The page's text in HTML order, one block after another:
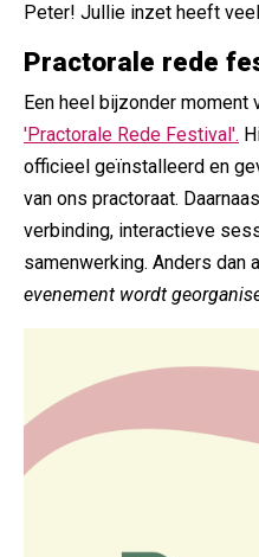
Peter! Jullie inzet heeft
Practorale rede
Een heel bijzonder moment
'Practorale Rede Festival'.
officieel geïnstalleerd en
van ons practoraat.
verbinding, interactieve
samenwerking. Anders dan
evenement wordt